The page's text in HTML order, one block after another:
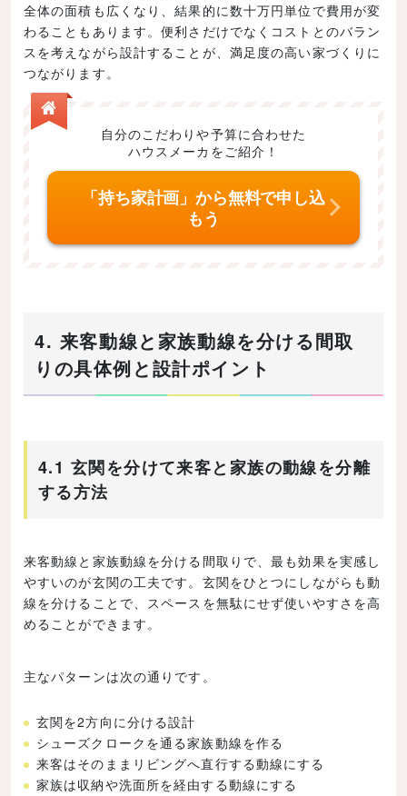
全体の面積も広くなり、結果的に数十万円単位で費用が変
わることもあります。便利さだけでなくコストとのバラン
スを考えながら設計することが、満足度の高い家づくりに
つながります。
自分のこだわりや予算に合わせた
ハウスメーカをご紹介！
「持ち家計画」から無料で申し込
もう
4. 来客動線と家族動線を分ける間取
りの具体例と設計ポイント
4.1 玄関を分けて来客と家族の動線を分離
する方法
来客動線と家族動線を分ける間取りで、最も効果を実感し
やすいのが玄関の工夫です。玄関をひとつにしながらも動
線を分けることで、スペースを無駄にせず使いやすさを高
めることができます。
主なパターンは次の通りです。
玄関を2方向に分ける設計
シューズクロークを通る家族動線を作る
来客はそのままリビングへ直行する動線にする
家族は収納や洗面所を経由する動線にする